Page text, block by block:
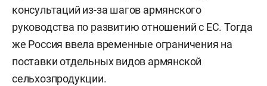
консультаций из-за шагов армянского
руководства по развитию отношений с ЕС. Тогда
же Россия ввела временные ограничения на
поставки отдельных видов армянской
сельхозпродукции.